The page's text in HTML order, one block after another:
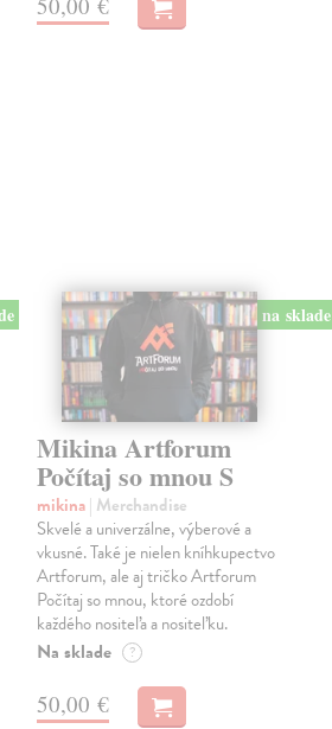
na sklade
Mikina Artforum
Počítaj so mnou S
mikina| Merchandise
Skvelé a univerzálne, výberové a
vkusné. Také je nielen kníhkupectvo
Artforum, ale aj tričko Artforum
Počítaj so mnou, ktoré ozdobí
každého nositeľa a nositeľku.
Na sklade ?
50,00 €